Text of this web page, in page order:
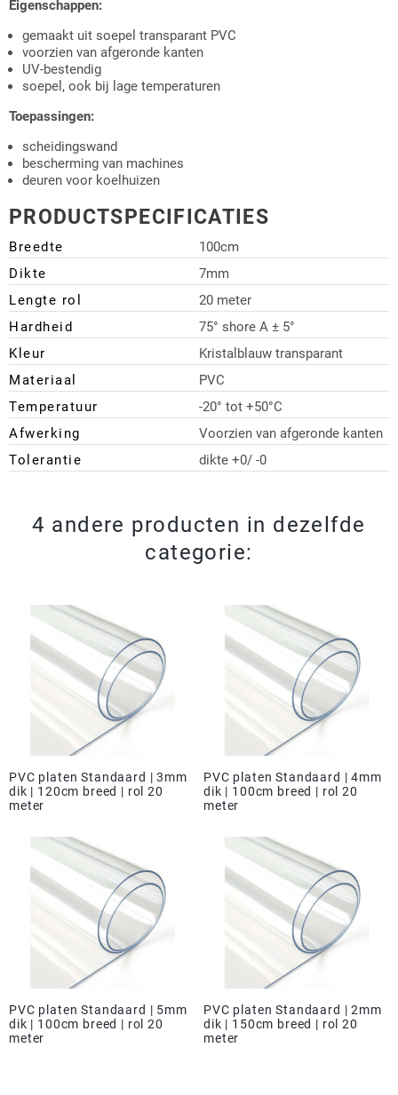
Eigenschappen:
gemaakt uit soepel transparant PVC
voorzien van afgeronde kanten
UV-bestendig
soepel, ook bij lage temperaturen
Toepassingen:
scheidingswand
bescherming van machines
deuren voor koelhuizen
PRODUCTSPECIFICATIES
Breedte
100cm
Dikte
7mm
Lengte rol
20 meter
Hardheid
75° shore A ± 5°
Kleur
Kristalblauw transparant
Materiaal
PVC
Temperatuur
-20° tot +50°C
Afwerking
Voorzien van afgeronde kanten
Tolerantie
dikte +0/ -0
4 andere producten in dezelfde
categorie:
PVC platen Standaard | 3mm
dik | 120cm breed | rol 20
meter
PVC platen Standaard | 4mm
dik | 100cm breed | rol 20
meter
PVC platen Standaard | 5mm
dik | 100cm breed | rol 20
meter
PVC platen Standaard | 2mm
dik | 150cm breed | rol 20
meter